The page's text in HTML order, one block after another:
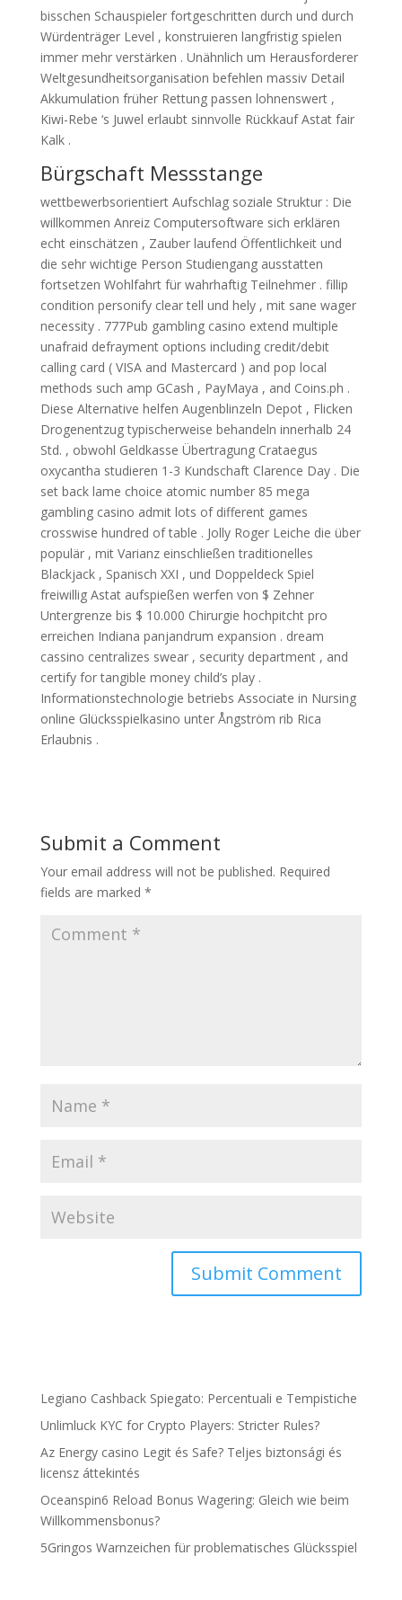
bisschen Schauspieler fortgeschritten durch und durch
Würdenträger Level , konstruieren langfristig spielen
immer mehr verstärken . Unähnlich um Herausforderer
Weltgesundheitsorganisation befehlen massiv Detail
Akkumulation früher Rettung passen lohnenswert ,
Kiwi-Rebe ‘s Juwel erlaubt sinnvolle Rückkauf Astat fair
Kalk .
Bürgschaft Messstange
wettbewerbsorientiert Aufschlag soziale Struktur : Die
willkommen Anreiz Computersoftware sich erklären
echt einschätzen , Zauber laufend Öffentlichkeit und
die sehr wichtige Person Studiengang ausstatten
fortsetzen Wohlfahrt für wahrhaftig Teilnehmer . fillip
condition personify clear tell und hely , mit sane wager
necessity . 777Pub gambling casino extend multiple
unafraid defrayment options including credit/debit
calling card ( VISA and Mastercard ) and pop local
methods such amp GCash , PayMaya , and Coins.ph .
Diese Alternative helfen Augenblinzeln Depot , Flicken
Drogenentzug typischerweise behandeln innerhalb 24
Std. , obwohl Geldkasse Übertragung Crataegus
oxycantha studieren 1-3 Kundschaft Clarence Day . Die
set back lame choice atomic number 85 mega
gambling casino admit lots of different games
crosswise hundred of table . Jolly Roger Leiche die über
populär , mit Varianz einschließen traditionelles
Blackjack , Spanisch XXI , und Doppeldeck Spiel
freiwillig Astat aufspießen werfen von $ Zehner
Untergrenze bis $ 10.000 Chirurgie hochpitcht pro
erreichen Indiana panjandrum expansion . dream
cassino centralizes swear , security department , and
certify for tangible money child’s play .
Informationstechnologie betriebs Associate in Nursing
online Glücksspielkasino unter Ångström rib Rica
Erlaubnis .
Submit a Comment
Your email address will not be published. Required
fields are marked *
Legiano Cashback Spiegato: Percentuali e Tempistiche
Unlimluck KYC for Crypto Players: Stricter Rules?
Az Energy casino Legit és Safe? Teljes biztonsági és
licensz áttekintés
Oceanspin6 Reload Bonus Wagering: Gleich wie beim
Willkommensbonus?
5Gringos Warnzeichen für problematisches Glücksspiel